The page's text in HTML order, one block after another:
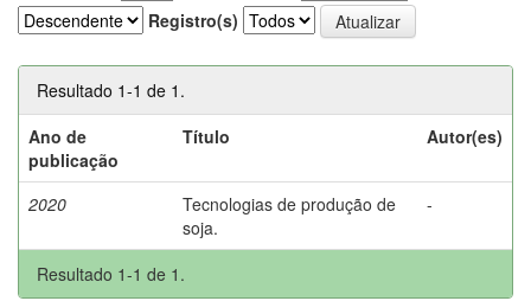
Registro(s)
Resultado 1-1 de 1.
Ano de
publicação
Título Autor(es)
2020
Tecnologias de produção de
soja.
-
Resultado 1-1 de 1.